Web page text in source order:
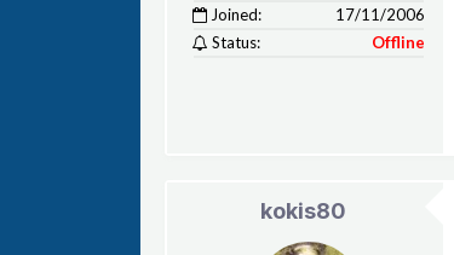
Joined:
17/11/2006
Status:
Offline
kokis80